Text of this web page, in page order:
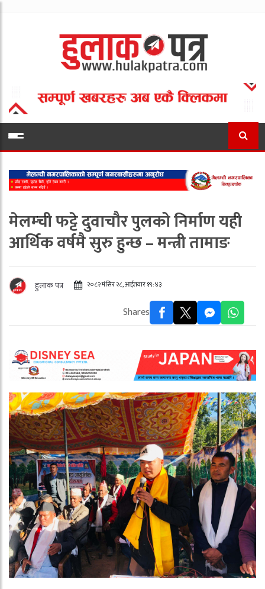
मेलम्ची फट्टे दुवाचौर पुलको निर्माण यही
आर्थिक वर्षमै सुरु हुन्छ – मन्त्री तामाङ
हुलाक पत्र २०८२ मंसिर २८, आईतवार १९:४३
Shares